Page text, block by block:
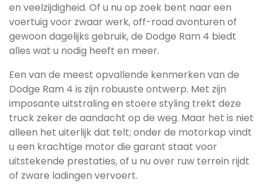
en veelzijdigheid. Of u nu op zoek bent naar een
voertuig voor zwaar werk, off-road avonturen of
gewoon dagelijks gebruik, de Dodge Ram 4 biedt
alles wat u nodig heeft en meer.
Een van de meest opvallende kenmerken van de
Dodge Ram 4 is zijn robuuste ontwerp. Met zijn
imposante uitstraling en stoere styling trekt deze
truck zeker de aandacht op de weg. Maar het is niet
alleen het uiterlijk dat telt; onder de motorkap vindt
u een krachtige motor die garant staat voor
uitstekende prestaties, of u nu over ruw terrein rijdt
of zware ladingen vervoert.